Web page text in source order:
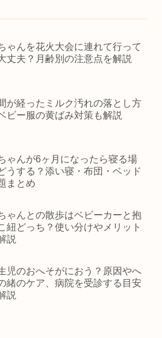
ゃんを花火大会に連れて行って
丈夫？月齢別の注意点を解説
が経ったミルク汚れの落とし方
ベビー服の黄ばみ対策も解説
ゃんが6ヶ月になったら寝る場
うする？添い寝・布団・ベッド
まとめ
ゃんとの散歩はベビーカーと抱
紐どっち？使い分けやメリット
説
児のおへそがにおう？原因やへ
緒のケア、病院を受診する目安
説